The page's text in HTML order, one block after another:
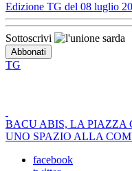
Edizione TG del 08 luglio
Sottoscrivi
TG
BACU ABIS, LA PIAZZA
UNO SPAZIO ALLA
facebook